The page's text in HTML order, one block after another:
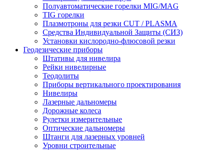
Полуавтоматические горелки MIG/MAG
TIG горелки
Плазмотроны для резки CUT / PLASMA
Средства Индивидуальной Защиты (СИЗ)
Установки кислородно-флюсовой резки
Геодезические приборы
Штативы для нивелира
Рейки нивелирные
Теодолиты
Приборы вертикального проектирования
Нивелиры
Лазерные дальномеры
Дорожные колеса
Рулетки измерительные
Оптические дальномеры
Штанги для лазерных уровней
Уровни строительные